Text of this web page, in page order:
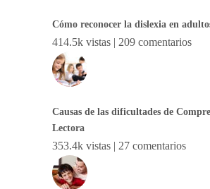
Cómo reconocer la dislexia en
414.5k vistas | 209 comentarios
Causas de las dificultades de
Lectora
353.4k vistas | 27 comentarios